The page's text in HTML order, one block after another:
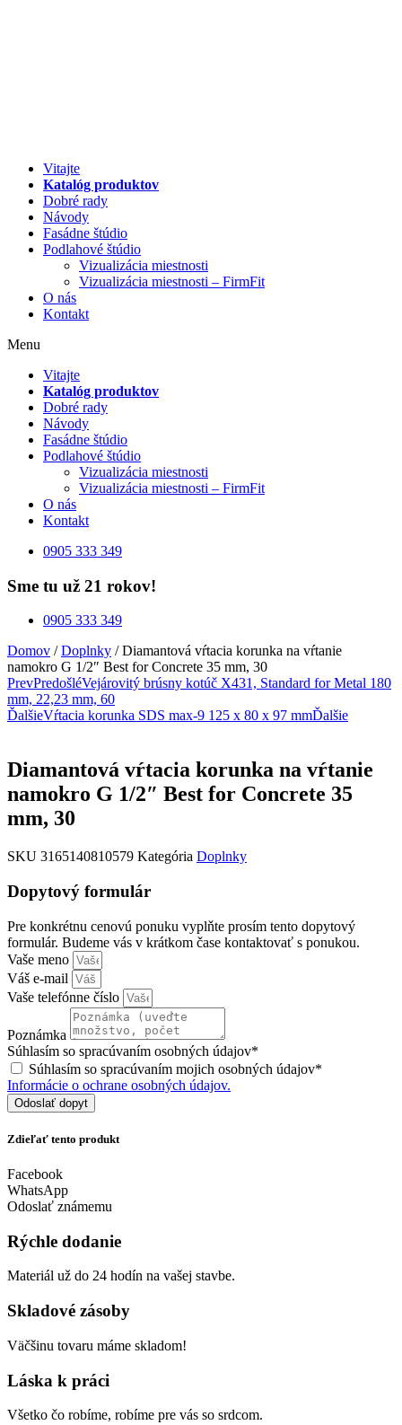
Vitajte
Katalóg produktov
Dobré rady
Návody
Fasádne štúdio
Podlahové štúdio
Vizualizácia miestnosti
Vizualizácia miestnosti – FirmFit
O nás
Kontakt
Menu
Vitajte
Katalóg produktov
Dobré rady
Návody
Fasádne štúdio
Podlahové štúdio
Vizualizácia miestnosti
Vizualizácia miestnosti – FirmFit
O nás
Kontakt
0905 333 349
Sme tu už 21 rokov!
0905 333 349
Domov /Doplnky / Diamantová vŕtacia korunka na vŕtanie
namokro G 1/2″ Best for Concrete 35 mm, 30
PrevPredošléVejárovitý brúsny kotúč X431, Standard for Metal 180
mm, 22,23 mm, 60
ĎalšieVŕtacia korunka SDS max-9 125 x 80 x 97 mmĎalšie
Diamantová vŕtacia korunka na vŕtanie
namokro G 1/2″ Best for Concrete 35
mm, 30
SKU 3165140810579 Kategória Doplnky
Dopytový formulár
Pre konkrétnu cenovú ponuku vyplňte prosím tento dopytový
formulár. Budeme vás v krátkom čase kontaktovať s ponukou.
Vaše meno
Váš e-mail
Vaše telefónne číslo
Poznámka
Súhlasím so spracúvaním osobných údajov*
Súhlasím so spracúvaním mojich osobných údajov*
Informácie o ochrane osobných údajov.
Odoslať dopyt
Zdieľať tento produkt
Facebook
WhatsApp
Odoslať známemu
Rýchle dodanie
Materiál už do 24 hodín na vašej stavbe.
Skladové zásoby
Väčšinu tovaru máme skladom!
Láska k práci
Všetko čo robíme, robíme pre vás so srdcom.